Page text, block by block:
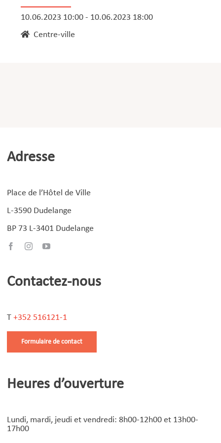
10.06.2023 10:00 - 10.06.2023 18:00
Centre-ville
Adresse
Place de l’Hôtel de Ville
L-3590 Dudelange
BP 73 L-3401 Dudelange
Contactez-nous
T +352 516121-1
Formulaire de contact
Heures d’ouverture
Lundi, mardi, jeudi et vendredi: 8h00-12h00 et 13h00-
17h00